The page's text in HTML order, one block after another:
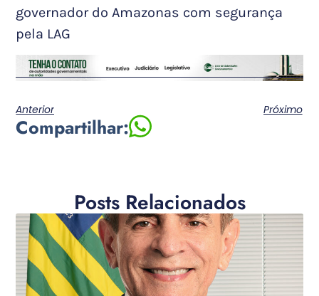
governador do Amazonas com segurança
pela LAG
Anterior Próximo
Compartilhar:
Posts Relacionados